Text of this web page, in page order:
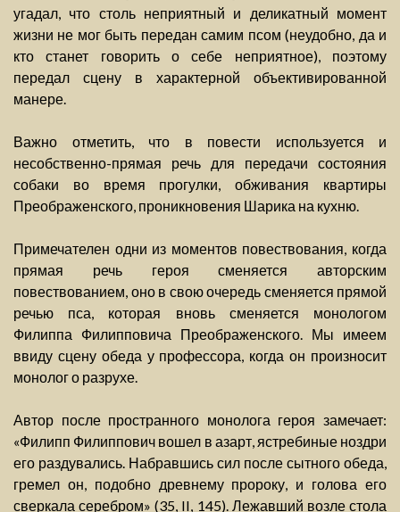
угадал, что столь неприятный и деликатный момент
жизни не мог быть передан самим псом (неудобно, да и
кто станет говорить о себе неприятное), поэтому
передал сцену в характерной объективированной
манере.
Важно отметить, что в повести используется и
несобственно-прямая речь для передачи состояния
собаки во время прогулки, обживания квартиры
Преображенского, проникновения Шарика на кухню.
Примечателен одни из моментов повествования, когда
прямая речь героя сменяется авторским
повествованием, оно в свою очередь сменяется прямой
речью пса, которая вновь сменяется монологом
Филиппа Филипповича Преображенского. Мы имеем
ввиду сцену обеда у профессора, когда он произносит
монолог о разрухе.
Автор после пространного монолога героя замечает:
«Филипп Филиппович вошел в азарт, ястребиные ноздри
его раздувались. Набравшись сил после сытного обеда,
гремел он, подобно древнему пророку, и голова его
сверкала серебром» (35, II, 145). Лежавший возле стола